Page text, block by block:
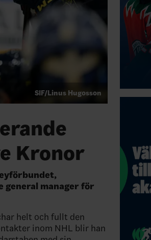
SIF/Linus Hugosson
Kronor
general manager för
helt och fullt den
inom NHL blir han